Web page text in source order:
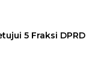
5 Fraksi DPRD